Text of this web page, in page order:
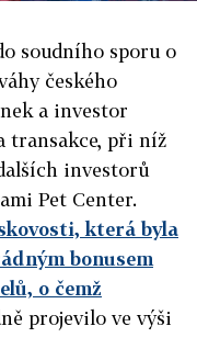
soudního sporu o
českého
a investor
transakce, při níž
investorů
Pet Center.
která byla
bonusem
o čemž
projevilo ve výši